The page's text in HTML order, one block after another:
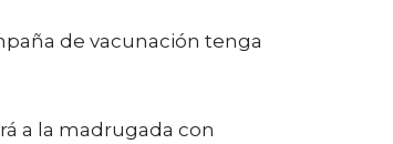
de vacunación tenga
a la madrugada con